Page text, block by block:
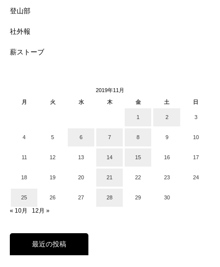
登山部
社外報
薪ストーブ
2019年11月
月
火 水 木 金 土 日
1 2 3
4 5 6 7 8 9 10
11 12 13 14 15 16 17
18 19 20 21 22 23 24
25 26 27 28 29 30
« 10月 12月 »
最近の投稿